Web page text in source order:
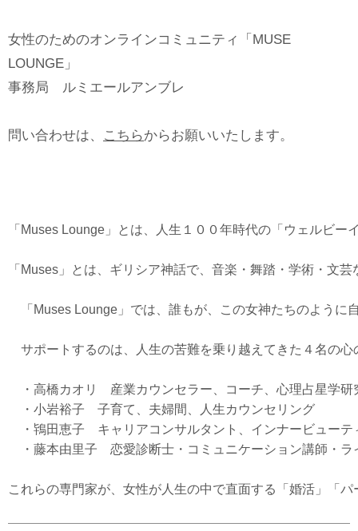
女性のためのオンラインコミュニティ「MUSE
LOUNGE」
事務局 ルミエールアンブレ
問い合わせは、 こちらからお願いいたします。
「Muses Lounge」とは、人生１００年時代の「ウェルビ
「Muses」とは、ギリシア神話で、音楽・舞踏・学術・文
「Muses Lounge」では、誰もが、この女神たちのように
サポートするのは、人生の苦難を乗り越えてきた４名の心
・高橋カオリ　産業カウンセラー、コーチ、心理占星学研
・小岩裕子　子育て、夫婦間、人生カウンセリング
・鴇田恵子　キャリアコンサルタント、インナービュー
・藤本由里子　恋愛診断士・コミュニケーション講師・
これらの専門家が、女性が人生の中で直面する「婚活」「